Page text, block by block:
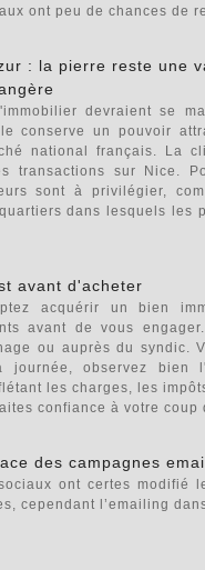
ont peu de chances de
: la pierre reste une
devraient se
conserve un pouvoir
national français. La
transactions sur Nice.
sont à privilégier,
dans lesquels les
avant d'acheter
acquérir un bien
avant de vous
ou auprès du syndic.
journée, observez bien
les charges, les
confiance à votre
des campagnes
ont certes modifié
cependant l’emailing